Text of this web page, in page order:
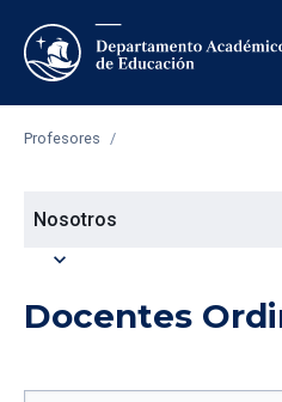
Profesores /
Nosotros
expand_more
Docentes